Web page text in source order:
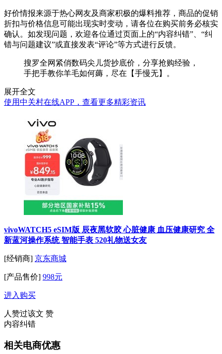
好价情报来源于热心网友及商家积极的爆料推荐，商品的促销
折扣与价格信息可能出现实时变动，请各位在购买前务必核实
确认。如发现问题，欢迎各位通过页面上的“内容纠错”、“纠
错与问题建议”或直接发表“评论”等方式进行反馈。
搜罗全网紧俏数码尖儿货抄底价，分享抢购经验，
手把手教你羊毛如何薅，尽在【手慢无】。
展开全文
使用中关村在线APP，查看更多精彩资讯
vivoWATCH5 eSIM版 辰夜黑软胶 心脏健康 血压健康研究 全
新蓝河操作系统 智能手表 520礼物送女友
[经销商] 京东商城
[产品售价] 998元
进入购买
人赞过该文 赞
内容纠错
相关电商优惠